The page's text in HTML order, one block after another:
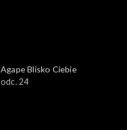
Agape Blisko Ciebie
odc. 24